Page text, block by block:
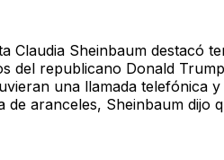
Claudia Sheinbaum destacó
del republicano Donald
una llamada telefónica
aranceles, Sheinbaum dijo